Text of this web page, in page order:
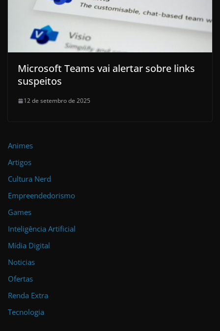
Microsoft Teams vai alertar sobre links
suspeitos
12 de setembro de 2025
Animes
Artigos
Cultura Nerd
Empreendedorismo
Games
Inteligência Artificial
Mídia Digital
Noticias
Ofertas
Renda Extra
Tecnologia